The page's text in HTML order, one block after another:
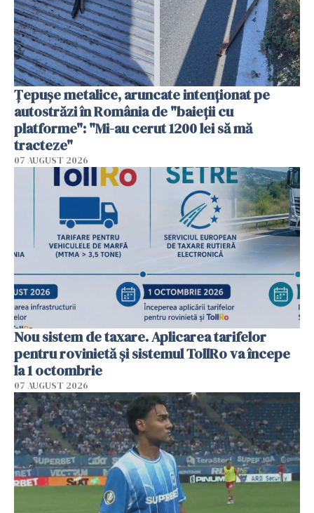
Țepușe metalice, aruncate intenționat pe
autostrăzi în România de "baieții cu
platforme": "Mi-au cerut 1200 lei să mă
tracteze"
07 AUGUST 2026
Nou sistem de taxare. Aplicarea tarifelor
pentru rovinietă şi sistemul TollRo va începe
la 1 octombrie
07 AUGUST 2026